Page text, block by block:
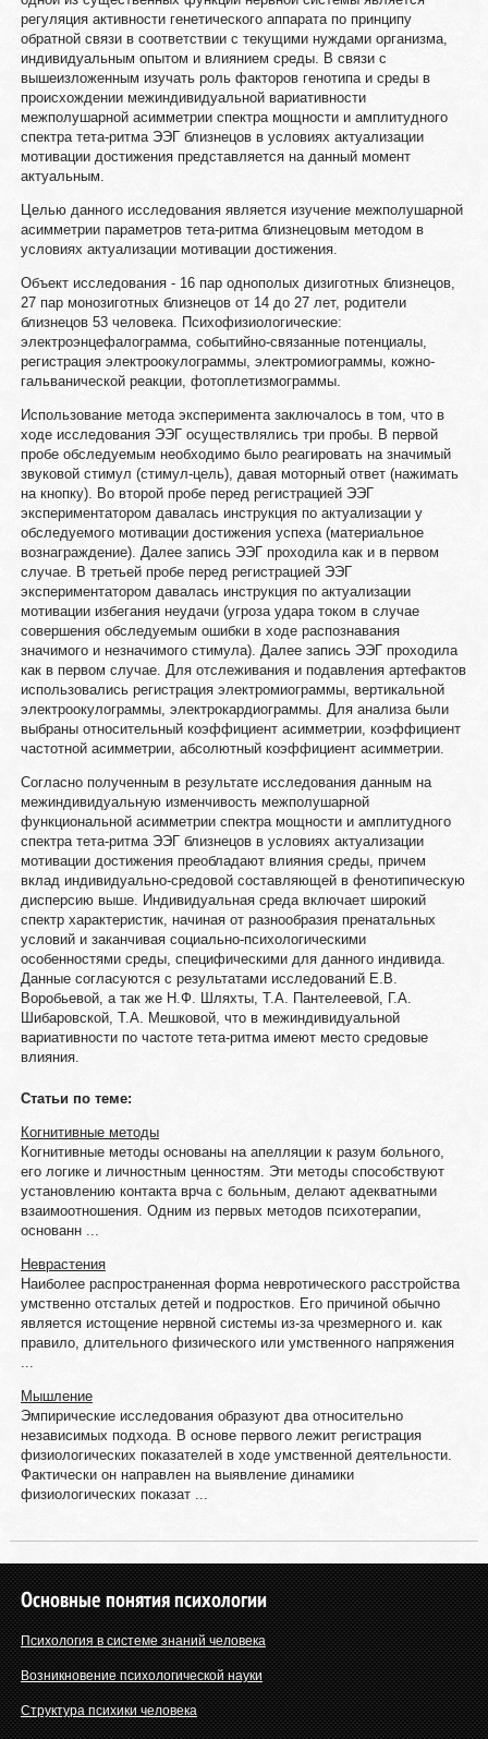
регуляция активности генетического аппарата по принципу
обратной связи в соответствии с текущими нуждами организма,
индивидуальным опытом и влиянием среды. В связи с
вышеизложенным изучать роль факторов генотипа и среды в
происхождении межиндивидуальной вариативности
межполушарной асимметрии спектра мощности и амплитудного
спектра тета-ритма ЭЭГ близнецов в условиях актуализации
мотивации достижения представляется на данный момент
актуальным.
Целью данного исследования является изучение межполушарной
асимметрии параметров тета-ритма близнецовым методом в
условиях актуализации мотивации достижения.
Объект исследования - 16 пар однополых дизиготных близнецов,
27 пар монозиготных близнецов от 14 до 27 лет, родители
близнецов 53 человека. Психофизиологические:
электроэнцефалограмма, событийно-связанные потенциалы,
регистрация электроокулограммы, электромиограммы, кожно-
гальванической реакции, фотоплетизмограммы.
Использование метода эксперимента заключалось в том, что в
ходе исследования ЭЭГ осуществлялись три пробы. В первой
пробе обследуемым необходимо было реагировать на значимый
звуковой стимул (стимул-цель), давая моторный ответ (нажимать
на кнопку). Во второй пробе перед регистрацией ЭЭГ
экспериментатором давалась инструкция по актуализации у
обследуемого мотивации достижения успеха (материальное
вознаграждение). Далее запись ЭЭГ проходила как и в первом
случае. В третьей пробе перед регистрацией ЭЭГ
экспериментатором давалась инструкция по актуализации
мотивации избегания неудачи (угроза удара током в случае
совершения обследуемым ошибки в ходе распознавания
значимого и незначимого стимула). Далее запись ЭЭГ проходила
как в первом случае. Для отслеживания и подавления артефактов
использовались регистрация электромиограммы, вертикальной
электроокулограммы, электрокардиограммы. Для анализа были
выбраны относительный коэффициент асимметрии, коэффициент
частотной асимметрии, абсолютный коэффициент асимметрии.
Согласно полученным в результате исследования данным на
межиндивидуальную изменчивость межполушарной
функциональной асимметрии спектра мощности и амплитудного
спектра тета-ритма ЭЭГ близнецов в условиях актуализации
мотивации достижения преобладают влияния среды, причем
вклад индивидуально-средовой составляющей в фенотипическую
дисперсию выше. Индивидуальная среда включает широкий
спектр характеристик, начиная от разнообразия пренатальных
условий и заканчивая социально-психологическими
особенностями среды, специфическими для данного индивида.
Данные согласуются с результатами исследований Е.В.
Воробьевой, а так же Н.Ф. Шляхты, Т.А. Пантелеевой, Г.А.
Шибаровской, Т.А. Мешковой, что в межиндивидуальной
вариативности по частоте тета-ритма имеют место средовые
влияния.
Статьи по теме:
Когнитивные методы
Когнитивные методы основаны на апелляции к разум больного,
его логике и личностным ценностям. Эти методы способствуют
установлению контакта врча с больным, делают адекватными
взаимоотношения. Одним из первых методов психотерапии,
основанн ...
Неврастения
Наиболее распространенная форма невротического расстройства
умственно отсталых детей и подростков. Его причиной обычно
является истощение нервной системы из-за чрезмерного и. как
правило, длительного физического или умственного напряжения
...
Мышление
Эмпирические исследования образуют два относительно
независимых подхода. В основе первого лежит регистрация
физиологических показателей в ходе умственной деятельности.
Фактически он направлен на выявление динамики
физиологических показат ...
Основные понятия психологии
Психология в системе знаний человека
Возникновение психологической науки
Структура психики человека